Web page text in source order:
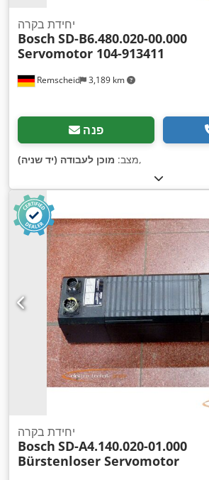
Remscheid 3,189 km
יחידת בקרה
Bosch SD-B6.480.020-00.000
Servomotor 104-913411
פנה
מצב: מוכן לעבודה (יד שניה) ,
יחידת בקרה
Bosch SD-A4.140.020-01.000
Bürstenloser Servomotor